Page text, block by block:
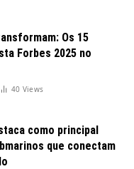
Os 15
Forbes 2025 no
40 Views
como principal
que conectam